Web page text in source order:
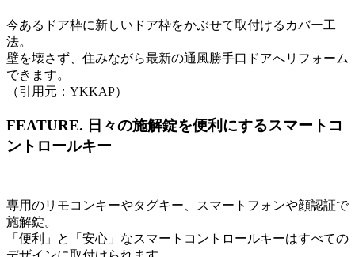
今あるドア枠に新しいドア枠をかぶせて取付けるカバー工
法。
壁を壊さず、住みながら最新の通風勝手口ドアへリフォーム
できます。
（引用元：YKKAP）
FEATURE. 日々の施解錠を便利にするスマートコ
ントロールキー
専用のリモコンキーやタグキー、スマートフォンや顔認証で
施解錠。
「便利」と「安心」なスマートコントロールキーはすべての